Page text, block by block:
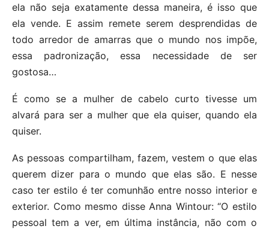
ela não seja exatamente dessa maneira, é isso que
ela vende. E assim remete serem desprendidas de
todo arredor de amarras que o mundo nos impõe,
essa padronização, essa necessidade de ser
gostosa…
É como se a mulher de cabelo curto tivesse um
alvará para ser a mulher que ela quiser, quando ela
quiser.
As pessoas compartilham, fazem, vestem o que elas
querem dizer para o mundo que elas são. E nesse
caso ter estilo é ter comunhão entre nosso interior e
exterior. Como mesmo disse Anna Wintour: “O estilo
pessoal tem a ver, em última instância, não com o